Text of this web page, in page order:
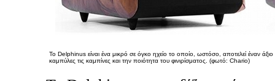
Το Delphinus είναι ένα μικρό σε όγκο ηχείο το οποίο, ωστόσο, αποτελεί έναν άξιο
καμπύλες τις καμπίνες και την ποιότητα του φινιρίσματος. (φωτό: Chario)